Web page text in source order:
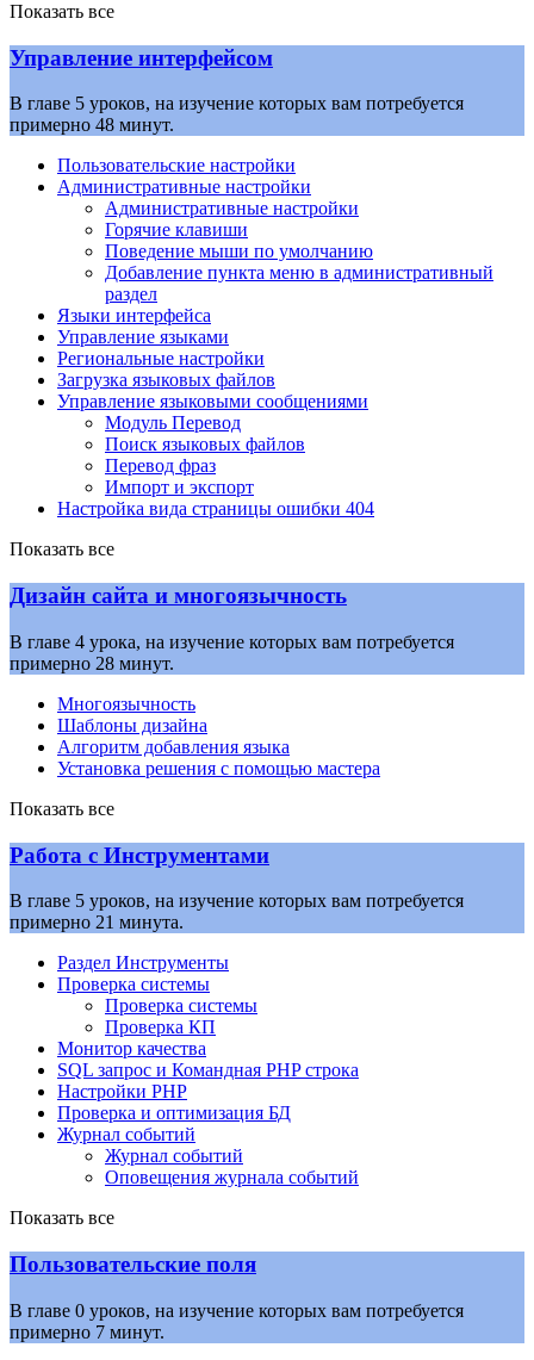
Показать все
Управление интерфейсом
В главе 5 уроков, на изучение которых вам потребуется
примерно 48 минут.
Пользовательские настройки
Административные настройки
Административные настройки
Горячие клавиши
Поведение мыши по умолчанию
Добавление пункта меню в административный
раздел
Языки интерфейса
Управление языками
Региональные настройки
Загрузка языковых файлов
Управление языковыми сообщениями
Mодуль Перевод
Поиск языковых файлов
Перевод фраз
Импорт и экспорт
Настройка вида страницы ошибки 404
Показать все
Дизайн сайта и многоязычность
В главе 4 урока, на изучение которых вам потребуется
примерно 28 минут.
Многоязычность
Шаблоны дизайна
Алгоритм добавления языка
Установка решения с помощью мастера
Показать все
Работа с Инструментами
В главе 5 уроков, на изучение которых вам потребуется
примерно 21 минута.
Раздел Инструменты
Проверка системы
Проверка системы
Проверка КП
Монитор качества
SQL запрос и Командная PHP строка
Настройки PHP
Проверка и оптимизация БД
Журнал событий
Журнал событий
Оповещения журнала событий
Показать все
Пользовательские поля
В главе 0 уроков, на изучение которых вам потребуется
примерно 7 минут.